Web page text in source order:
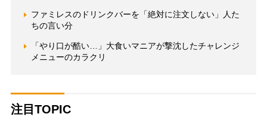
ファミレスのドリンクバーを「絶対に注文しない」人た
ちの言い分
「やり口が酷い…」大食いマニアが撃沈したチャレンジ
メニューのカラクリ
注目TOPIC